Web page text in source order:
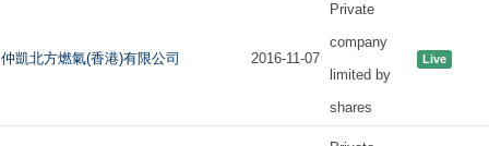
仲凱北方燃氣(香港)有限公司 2016-11-07
Private
company
limited by
shares
Live